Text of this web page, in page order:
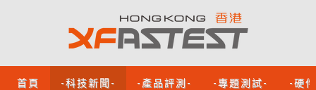
首頁 -科技新聞- -產品評測- -專題測試- -硬